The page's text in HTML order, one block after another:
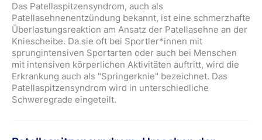
Das Patellaspitzensyndrom, auch als
Patellasehnenentzündung bekannt, ist eine schmerzhafte
Überlastungsreaktion am Ansatz der Patellasehne an der
Kniescheibe. Da sie oft bei Sportler*innen mit
sprungintensiven Sportarten oder auch bei Menschen
mit intensiven körperlichen Aktivitäten auftritt, wird die
Erkrankung auch als "Springerknie" bezeichnet. Das
Patellaspitzensyndrom wird in unterschiedliche
Schweregrade eingeteilt.